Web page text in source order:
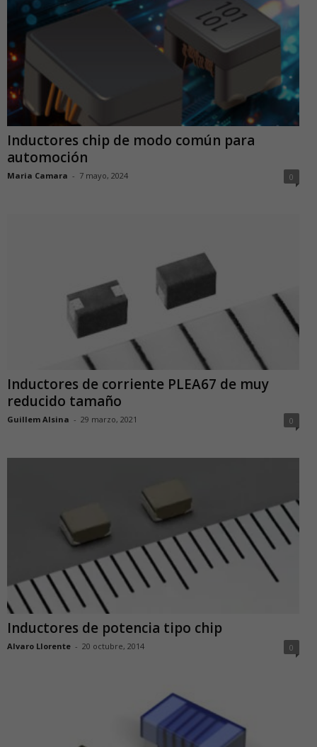
Inductores chip de modo común para
automoción
Maria Camara - 7 mayo, 2024 0
Inductores de corriente PLEA67 de muy
reducido tamaño
Guillem Alsina - 29 marzo, 2021 0
Inductores de potencia tipo chip
Alvaro Llorente - 20 octubre, 2014 0